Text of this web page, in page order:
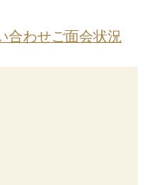
合わせご面会状況